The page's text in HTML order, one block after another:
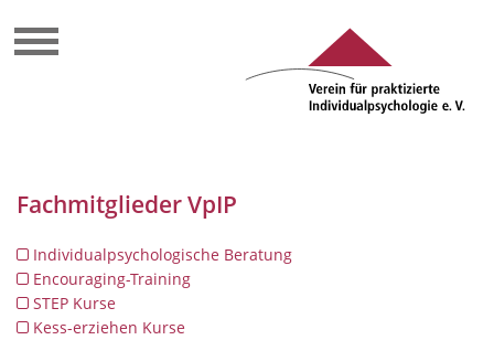
Fachmitglieder VpIP
Individualpsychologische Beratung
Encouraging-Training
STEP Kurse
Kess-erziehen Kurse